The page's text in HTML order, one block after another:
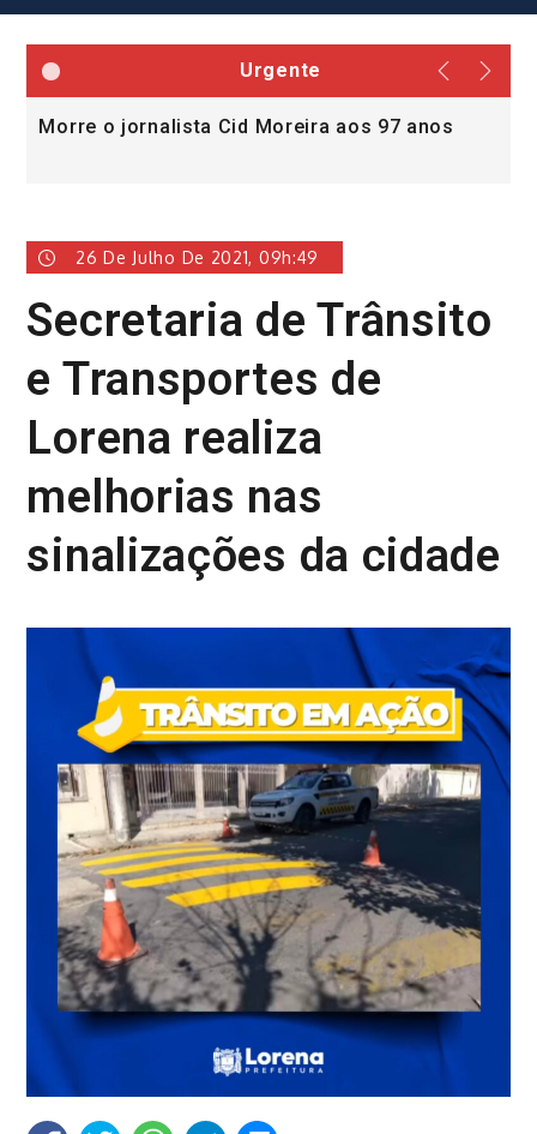
Urgente
Morre o jornalista Cid Moreira aos 97 anos
26 De Julho De 2021, 09h:49
Secretaria de Trânsito
e Transportes de
Lorena realiza
melhorias nas
sinalizações da cidade